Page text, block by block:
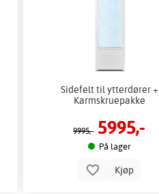
Sidefelt til ytterdører +
Karmskruepakke
9995,- 5995,-
På lager
Kjøp